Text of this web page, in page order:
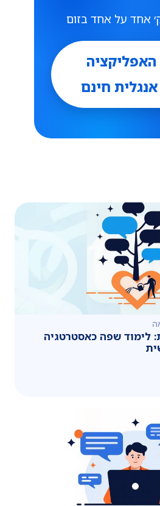
האפליקציה
אנגלית חינם
שפה כאסטרטגיה